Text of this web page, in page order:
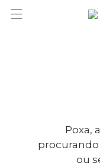
você merece 30%
Poxa,
procurando
ou